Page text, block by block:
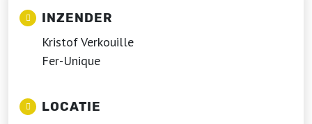
INZENDER
Kristof Verkouille
Fer-Unique
LOCATIE